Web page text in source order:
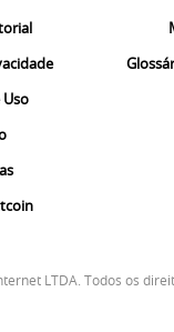
LTDA. Todos os